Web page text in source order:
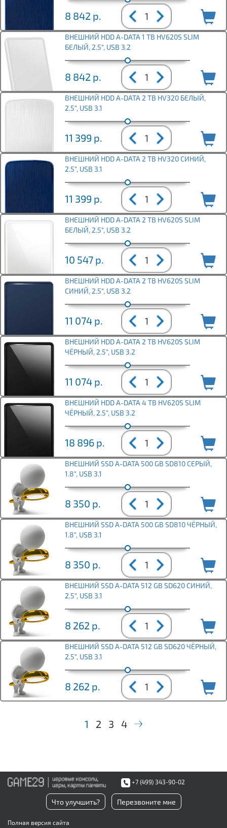
8 842 р.
ВНЕШНИЙ HDD A-DATA 1 TB HV620S SLIM
БЕЛЫЙ, 2.5", USB 3.2
8 842 р.
ВНЕШНИЙ HDD A-DATA 2 TB HV320 БЕЛЫЙ,
2.5", USB 3.1
11 399 р.
ВНЕШНИЙ HDD A-DATA 2 TB HV320 СИНИЙ,
2.5", USB 3.1
11 399 р.
ВНЕШНИЙ HDD A-DATA 2 TB HV620S SLIM
БЕЛЫЙ, 2.5", USB 3.2
10 547 р.
ВНЕШНИЙ HDD A-DATA 2 TB HV620S SLIM
СИНИЙ, 2.5", USB 3.2
11 074 р.
ВНЕШНИЙ HDD A-DATA 2 TB HV620S SLIM
ЧЁРНЫЙ, 2.5", USB 3.2
11 074 р.
ВНЕШНИЙ HDD A-DATA 4 TB HV620S SLIM
ЧЁРНЫЙ, 2.5", USB 3.2
18 896 р.
ВНЕШНИЙ SSD A-DATA 500 GB SD810 СЕРЫЙ,
1.8", USB 3.1
8 350 р.
ВНЕШНИЙ SSD A-DATA 500 GB SD810 ЧЁРНЫЙ,
1.8", USB 3.1
8 350 р.
ВНЕШНИЙ SSD A-DATA 512 GB SD620 СИНИЙ,
2.5", USB 3.1
8 262 р.
ВНЕШНИЙ SSD A-DATA 512 GB SD620 ЧЁРНЫЙ,
2.5", USB 3.1
8 262 р.
1 2 3 4
+7 (499) 343-90-02
Что улучшить? Перезвоните мне
Полная версия сайта